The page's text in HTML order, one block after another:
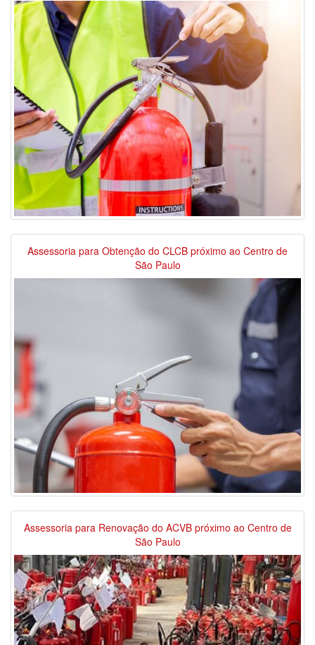
Assessoria para Obtenção do CLCB próximo ao Centro de
São Paulo
Assessoria para Renovação do ACVB próximo ao Centro de
São Paulo